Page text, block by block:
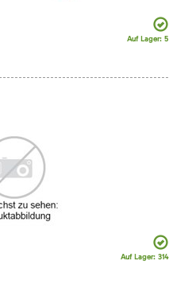
Auf Lager: 5
Auf Lager: 314